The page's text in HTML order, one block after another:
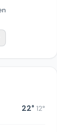
22° 12°